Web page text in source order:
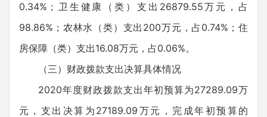
0.34%；卫生健康（类）支出26879.55万元，占
98.86%；农林水（类）支出200万元，占0.74%；住
房保障（类）支出16.08万元，占0.06%。
（三）财政拨款支出决算具体情况
2020年度财政拨款支出年初预算为27289.09万
元，支出决算为27189.09万元，完成年初预算的